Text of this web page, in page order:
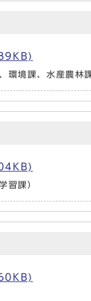
環境課、水産農林
習課）